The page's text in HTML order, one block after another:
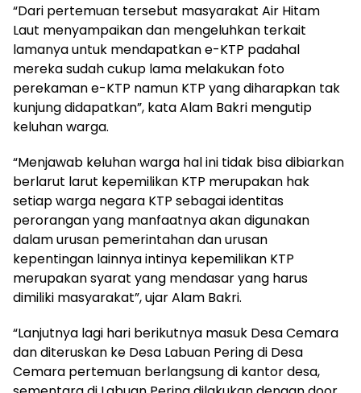
“Dari pertemuan tersebut masyarakat Air Hitam
Laut menyampaikan dan mengeluhkan terkait
lamanya untuk mendapatkan e-KTP padahal
mereka sudah cukup lama melakukan foto
perekaman e-KTP namun KTP yang diharapkan tak
kunjung didapatkan”, kata Alam Bakri mengutip
keluhan warga.
“Menjawab keluhan warga hal ini tidak bisa dibiarkan
berlarut larut kepemilikan KTP merupakan hak
setiap warga negara KTP sebagai identitas
perorangan yang manfaatnya akan digunakan
dalam urusan pemerintahan dan urusan
kepentingan lainnya intinya kepemilikan KTP
merupakan syarat yang mendasar yang harus
dimiliki masyarakat”, ujar Alam Bakri.
“Lanjutnya lagi hari berikutnya masuk Desa Cemara
dan diteruskan ke Desa Labuan Pering di Desa
Cemara pertemuan berlangsung di kantor desa,